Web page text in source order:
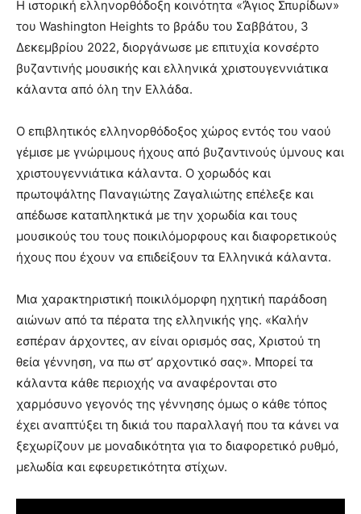
Η ιστορική ελληνορθόδοξη κοινότητα «’Άγιος Σπυρίδων»
του Washington Heights το βράδυ του Σαββάτου, 3
Δεκεμβρίου 2022, διοργάνωσε με επιτυχία κονσέρτο
βυζαντινής μουσικής και ελληνικά χριστουγεννιάτικα
κάλαντα από όλη την Ελλάδα.
Ο επιβλητικός ελληνορθόδοξος χώρος εντός του ναού
γέμισε με γνώριμους ήχους από βυζαντινούς ύμνους και
χριστουγεννιάτικα κάλαντα. Ο χορωδός και
πρωτοψάλτης Παναγιώτης Ζαγαλιώτης επέλεξε και
απέδωσε καταπληκτικά με την χορωδία και τους
μουσικούς του τους ποικιλόμορφους και διαφορετικούς
ήχους που έχουν να επιδείξουν τα Ελληνικά κάλαντα.
Μια χαρακτηριστική ποικιλόμορφη ηχητική παράδοση
αιώνων από τα πέρατα της ελληνικής γης. «Καλήν
εσπέραν άρχοντες, αν είναι ορισμός σας, Χριστού τη
θεία γέννηση, να πω στ’ αρχοντικό σας». Μπορεί τα
κάλαντα κάθε περιοχής να αναφέρονται στο
χαρμόσυνο γεγονός της γέννησης όμως ο κάθε τόπος
έχει αναπτύξει τη δικιά του παραλλαγή που τα κάνει να
ξεχωρίζουν με μοναδικότητα για το διαφορετικό ρυθμό,
μελωδία και εφευρετικότητα στίχων.